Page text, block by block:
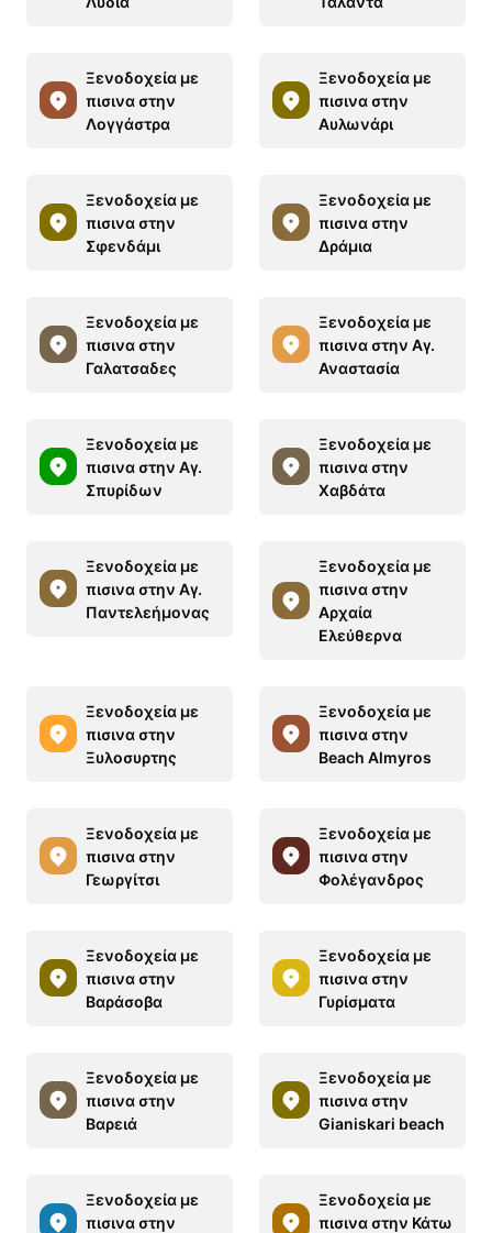
Ξενοδοχεία με
πισινα στην
Λογγάστρα
Ξενοδοχεία με
πισινα στην
Αυλωνάρι
Ξενοδοχεία με
πισινα στην
Σφενδάμι
Ξενοδοχεία με
πισινα στην
Δράμια
Ξενοδοχεία με
πισινα στην
Γαλατσαδες
Ξενοδοχεία με
πισινα στην Αγ.
Αναστασία
Ξενοδοχεία με
πισινα στην Αγ.
Σπυρίδων
Ξενοδοχεία με
πισινα στην
Χαβδάτα
Ξενοδοχεία με
πισινα στην Αγ.
Παντελεήμονας
Ξενοδοχεία με
πισινα στην
Αρχαία
Ελεύθερνα
Ξενοδοχεία με
πισινα στην
Ξυλοσυρτης
Ξενοδοχεία με
πισινα στην
Beach Almyros
Ξενοδοχεία με
πισινα στην
Γεωργίτσι
Ξενοδοχεία με
πισινα στην
Φολέγανδρος
Ξενοδοχεία με
πισινα στην
Βαράσοβα
Ξενοδοχεία με
πισινα στην
Γυρίσματα
Ξενοδοχεία με
πισινα στην
Βαρειά
Ξενοδοχεία με
πισινα στην
Gianiskari beach
Ξενοδοχεία με
πισινα στην
Ξενοδοχεία με
πισινα στην Κάτω